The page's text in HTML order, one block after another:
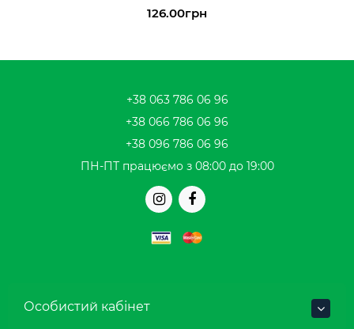
126.00грн
+38 063 786 06 96
+38 066 786 06 96
+38 096 786 06 96
ПН-ПТ працюємо з 08:00 до 19:00
Особистий кабінет